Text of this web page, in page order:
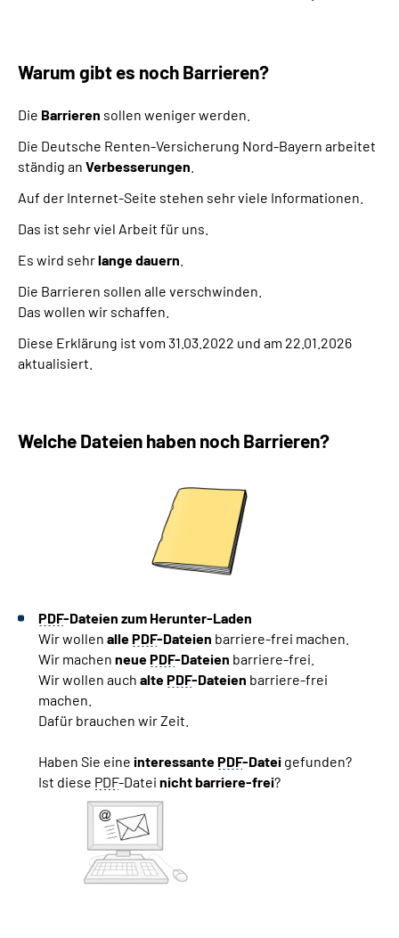
Warum gibt es noch Barrieren?
Die Barrieren sollen weniger werden.
Die Deutsche Renten-Versicherung Nord-Bayern arbeitet
ständig an Verbesserungen
Auf der Internet-Seite stehen sehr viele Informationen.
Das ist sehr viel Arbeit für uns.
Es wird sehrlange dauern
Die Barrieren sollen alle verschwinden.
Das wollen wir schaffen.
Diese Erklärung ist vom 31.03.2022 und am 22.01.2026
aktualisiert.
Welche Dateien haben noch Barrieren?
PDF-Dateien zum Herunter-Laden
Wir wollen allePDF-Dateien barriere-frei machen.
Wir machen neuePDF-Dateien barriere-frei.
Wir wollen auch altePDF-Dateien barriere-frei
machen.
Dafür brauchen wir Zeit.
Haben Sie eine interessantePDF-Datei gefunden?
Ist diese PDF-Datei nicht barriere-frei?